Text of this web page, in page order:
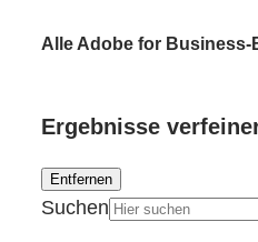
Alle Adobe for
Ergebnisse
Entfernen
Suchen